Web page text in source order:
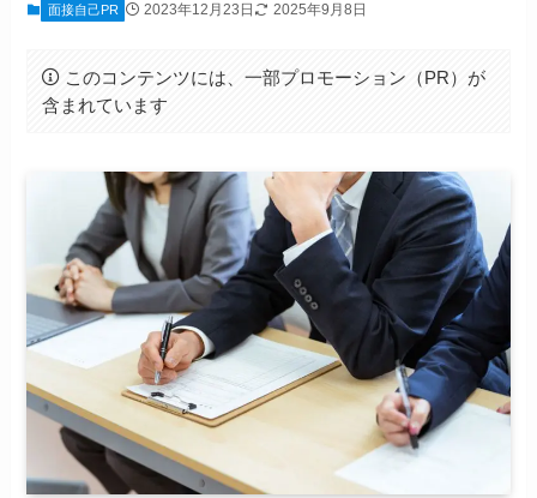
面接自己PR 2023年12月23日 2025年9月8日
このコンテンツには、一部プロモーション（PR）が
含まれています